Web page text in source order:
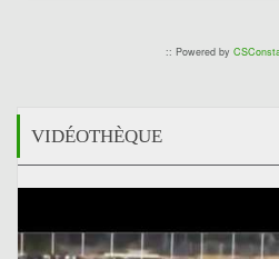
:: Powered by
VIDÉOTHÈQUE